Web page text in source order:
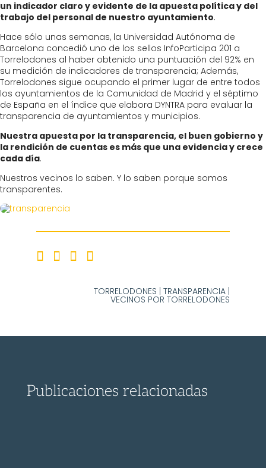
un indicador claro y evidente de la apuesta política y del
trabajo del personal de nuestro ayuntamiento.
Hace sólo unas semanas, la Universidad Autónoma de
Barcelona concedió uno de los sellos InfoParticipa 201 a
Torrelodones al haber obtenido una puntuación del 92% en
su medición de indicadores de transparencia; Además,
Torrelodones sigue ocupando el primer lugar de entre todos
los ayuntamientos de la Comunidad de Madrid y el séptimo
de España en el índice que elabora DYNTRA para evaluar la
transparencia de ayuntamientos y municipios.
Nuestra apuesta por la transparencia, el buen gobierno y
la rendición de cuentas es más que una evidencia y crece
cada día.
Nuestros vecinos lo saben. Y lo saben porque somos
transparentes.
TORRELODONES |TRANSPARENCIA
VECINOS POR TORRELODONES
Publicaciones relacionadas